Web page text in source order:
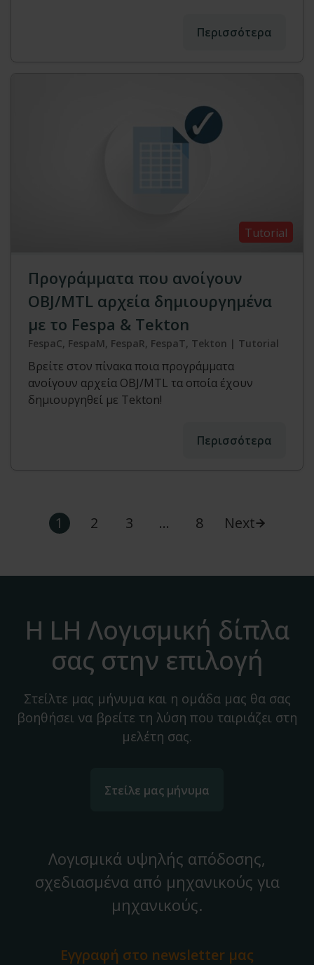
Περισσότερα
Tutorial
Προγράμματα που ανοίγουν
OBJ/MTL αρχεία δημιουργημένα
με το Fespa & Tekton
FespaC, FespaM, FespaR, FespaT, Tekton | Tutorial
Βρείτε στον πίνακα ποια προγράμματα
ανοίγουν αρχεία OBJ/MTL τα οποία έχουν
δημιουργηθεί με Tekton!
Περισσότερα
1 2 3 … 8 Next
Η LH Λογισμική δίπλα
σας στην επιλογή
Στείλτε μας μήνυμα και η ομάδα μας θα σας
βοηθήσει να βρείτε τη λύση που ταιριάζει στη
μελέτη σας.
Στείλε μας μήνυμα
Λογισμικά υψηλής απόδοσης,
σχεδιασμένα από μηχανικούς για
μηχανικούς.
Εγγραφή στο newsletter μας